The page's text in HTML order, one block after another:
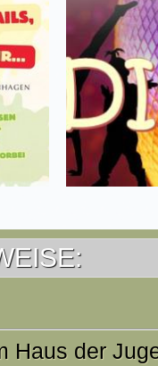
Haus der